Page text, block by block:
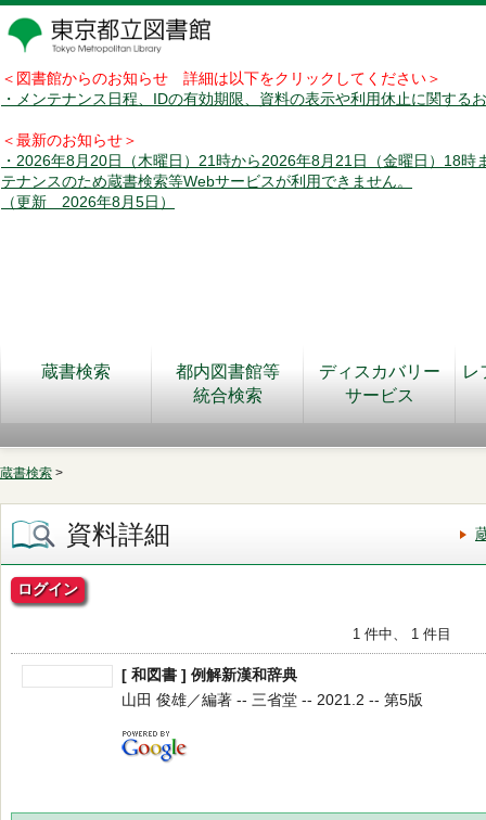
＜図書館からのお知らせ 詳細は以下をクリックしてください＞
・メンテナンス日程、IDの有効期限、資料の表示や利用休止に関する
＜最新のお知らせ＞
・2026年8月20日（木曜日）21時から2026年8月21日（金曜日）18時
テナンスのため蔵書検索等Webサービスが利用できません。
（更新 2026年8月5日）
蔵書検索
都内図書館等
統合検索
ディスカバリー
サービス
レ
蔵書検索 >
資料詳細
ログイン
1 件中、 1 件目
[ 和図書 ] 例解新漢和辞典
山田 俊雄／編著 -- 三省堂 -- 2021.2 -- 第5版